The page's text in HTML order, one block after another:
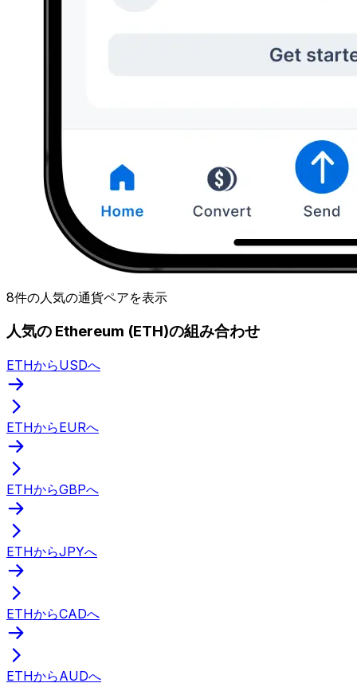
8件の人気の通貨ペアを表示
人気の Ethereum (ETH)の組み合わせ
ETHからUSDへ
ETHからEURへ
ETHからGBPへ
ETHからJPYへ
ETHからCADへ
ETHからAUDへ